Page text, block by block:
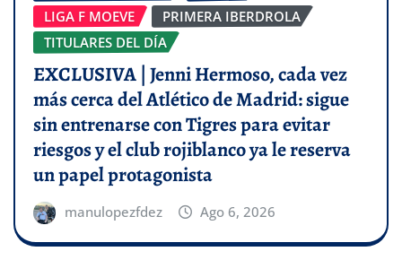
LIGA F MOEVE
PRIMERA IBERDROLA
TITULARES DEL DÍA
EXCLUSIVA | Jenni Hermoso, cada vez
más cerca del Atlético de Madrid: sigue
sin entrenarse con Tigres para evitar
riesgos y el club rojiblanco ya le reserva
un papel protagonista
manulopezfdez Ago 6, 2026